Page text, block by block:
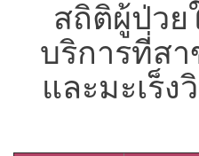
สถิติผู้ป่วย
บริการที่สา
และมะเร็ง